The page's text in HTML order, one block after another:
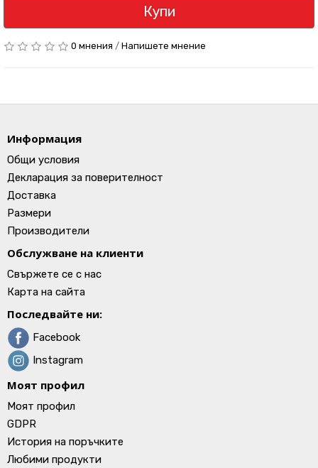
Купи
0 мнения / Напишете мнение
Информация
Общи условия
Декларация за поверителност
Доставка
Размери
Производители
Обслужване на клиенти
Свържете се с нас
Карта на сайта
Последвайте ни:
Facebook
Instagram
Моят профил
Моят профил
GDPR
История на поръчките
Любими продукти